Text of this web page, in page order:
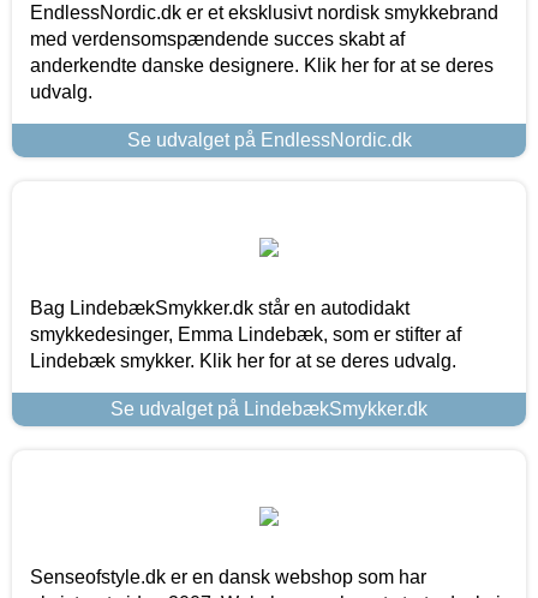
EndlessNordic.dk er et eksklusivt nordisk smykkebrand
med verdensomspændende succes skabt af
anderkendte danske designere. Klik her for at se deres
udvalg.
Se udvalget på EndlessNordic.dk
Bag LindebækSmykker.dk står en autodidakt
smykkedesinger, Emma Lindebæk, som er stifter af
Lindebæk smykker. Klik her for at se deres udvalg.
Se udvalget på LindebækSmykker.dk
Senseofstyle.dk er en dansk webshop som har